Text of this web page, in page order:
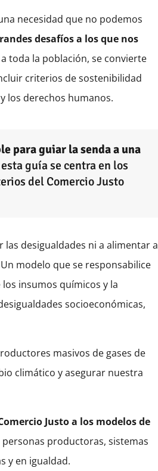
necesidad que no podemos
desafíos a los que nos
toda la población, se convierte
criterios de sostenibilidad
los derechos humanos.
para guiar la senda a una
guía se centra en los
del Comercio Justo
desigualdades ni a alimentar a
modelo que se responsabilice
insumos químicos y la
socioeconómicas,
masivos de gases de
climático y asegurar nuestra
Justo a los modelos de
productoras, sistemas
y en igualdad.